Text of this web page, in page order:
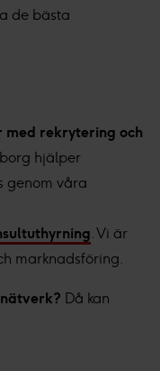
de bästa
rekrytering och
hjälper
genom våra
. Vi är
marknadsföring.
Då kan